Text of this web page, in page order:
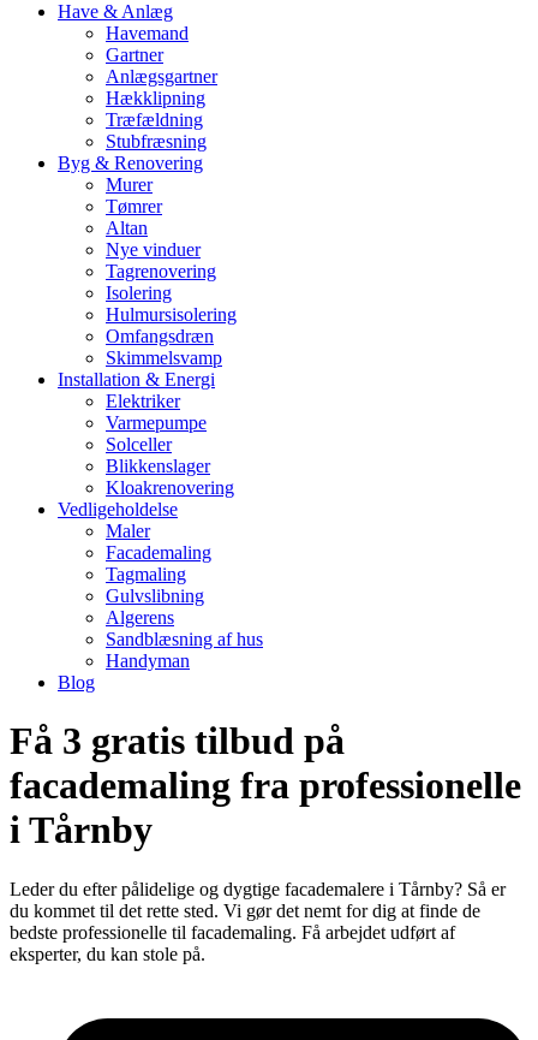
Have & Anlæg
Havemand
Gartner
Anlægsgartner
Hækklipning
Træfældning
Stubfræsning
Byg & Renovering
Murer
Tømrer
Altan
Nye vinduer
Tagrenovering
Isolering
Hulmursisolering
Omfangsdræn
Skimmelsvamp
Installation & Energi
Elektriker
Varmepumpe
Solceller
Blikkenslager
Kloakrenovering
Vedligeholdelse
Maler
Facademaling
Tagmaling
Gulvslibning
Algerens
Sandblæsning af hus
Handyman
Blog
Få 3 gratis tilbud på
facademaling fra professionelle
i Tårnby
Leder du efter pålidelige og dygtige facademalere i Tårnby? Så er
du kommet til det rette sted. Vi gør det nemt for dig at finde de
bedste professionelle til facademaling. Få arbejdet udført af
eksperter, du kan stole på.